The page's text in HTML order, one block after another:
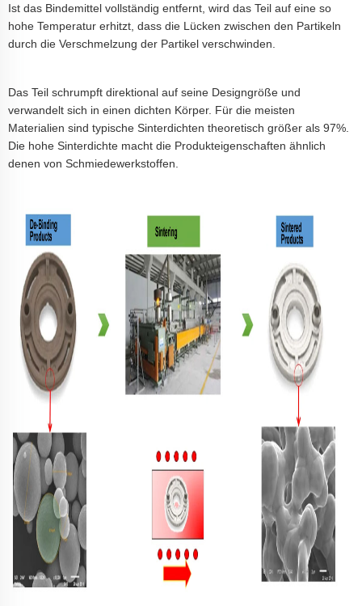
Ist das Bindemittel vollständig entfernt, wird das Teil auf eine so
hohe Temperatur erhitzt, dass die Lücken zwischen den Partikeln
durch die Verschmelzung der Partikel verschwinden.
Das Teil schrumpft direktional auf seine Designgröße und
verwandelt sich in einen dichten Körper. Für die meisten
Materialien sind typische Sinterdichten theoretisch größer als 97%.
Die hohe Sinterdichte macht die Produkteigenschaften ähnlich
denen von Schmiedewerkstoffen.